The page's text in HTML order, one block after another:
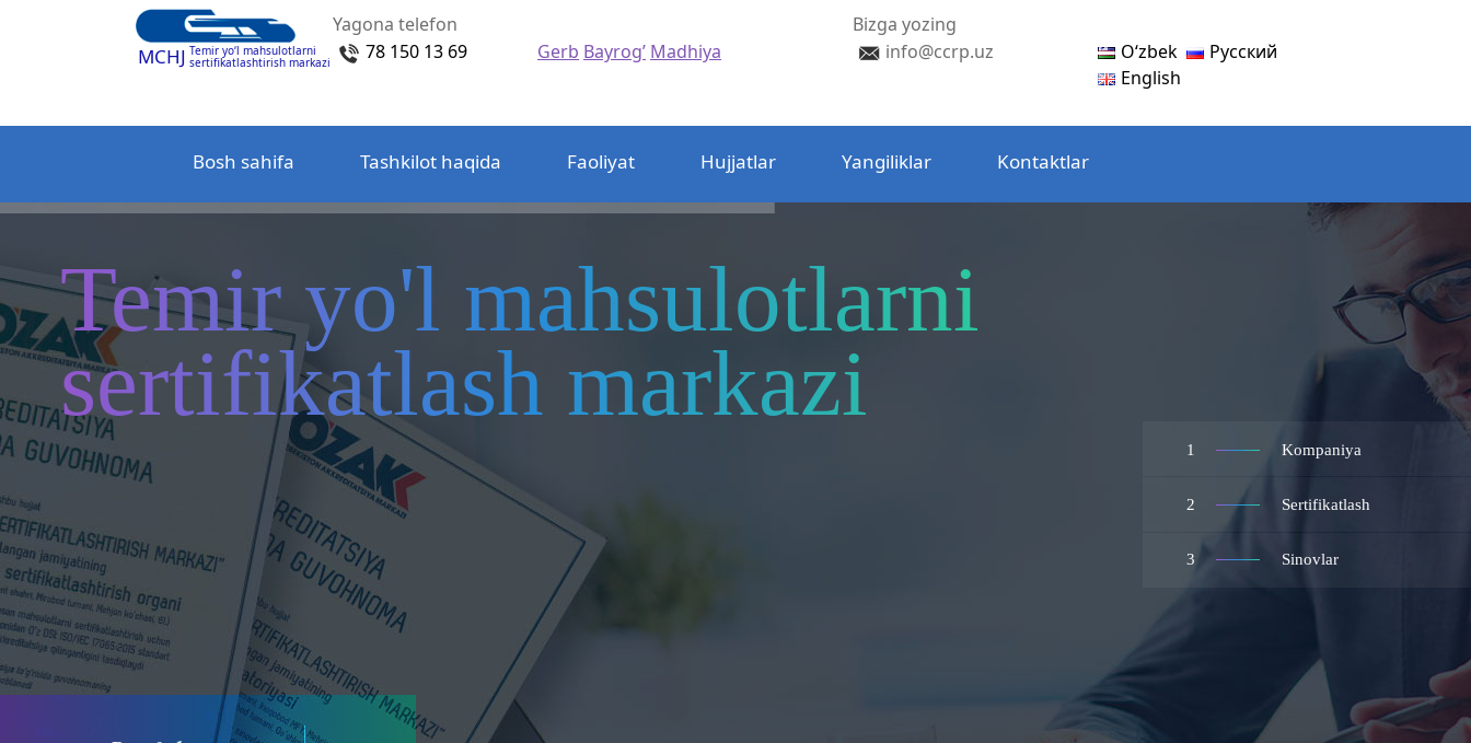
MCHJ Temir yo‘l mahsulotlarni
sertifikatlashtirish markazi
Yagona telefon
78 150 13 69
Gerb Bayrog’ Madhiya
Bizga yozing
info@ccrp.uz
Oʻzbek
Русский
English
Bosh sahifa Tashkilot haqida Faoliyat Hujjatlar Yangiliklar Kontaktlar
1 Kompaniya
2 Sertifikatlash
3 Sinovlar
Temir yo'l mahsulotlarni
sertifikatlash markazi